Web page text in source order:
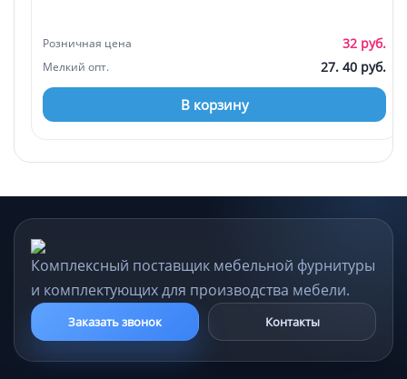
Розничная цена 32 руб.
Мелкий опт. 27. 40 руб.
В корзину
Комплексный поставщик мебельной фурнитуры
и комплектующих для производства мебели.
Заказать звонок Контакты